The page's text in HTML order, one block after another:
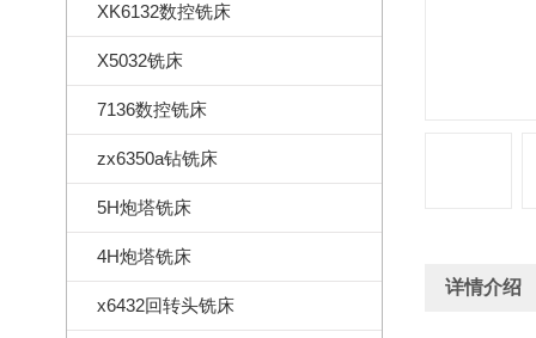
XK6132数控铣床
X5032铣床
7136数控铣床
zx6350a钻铣床
5H炮塔铣床
4H炮塔铣床
x6432回转头铣床
详情介绍